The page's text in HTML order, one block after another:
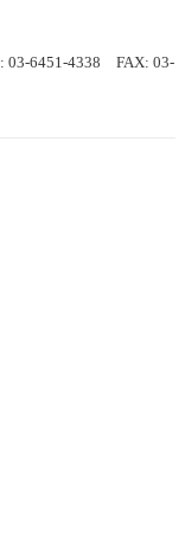
03-6451-4338 FAX: 03-